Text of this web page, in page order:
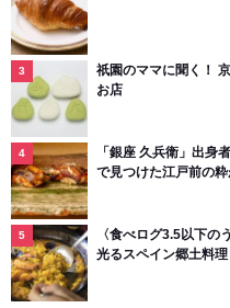
祇園のママに聞く！
お店
「銀座 久兵衛」出身
で見つけた江戸前の
〈食べログ3.5以下の
光るスペイン郷土料理